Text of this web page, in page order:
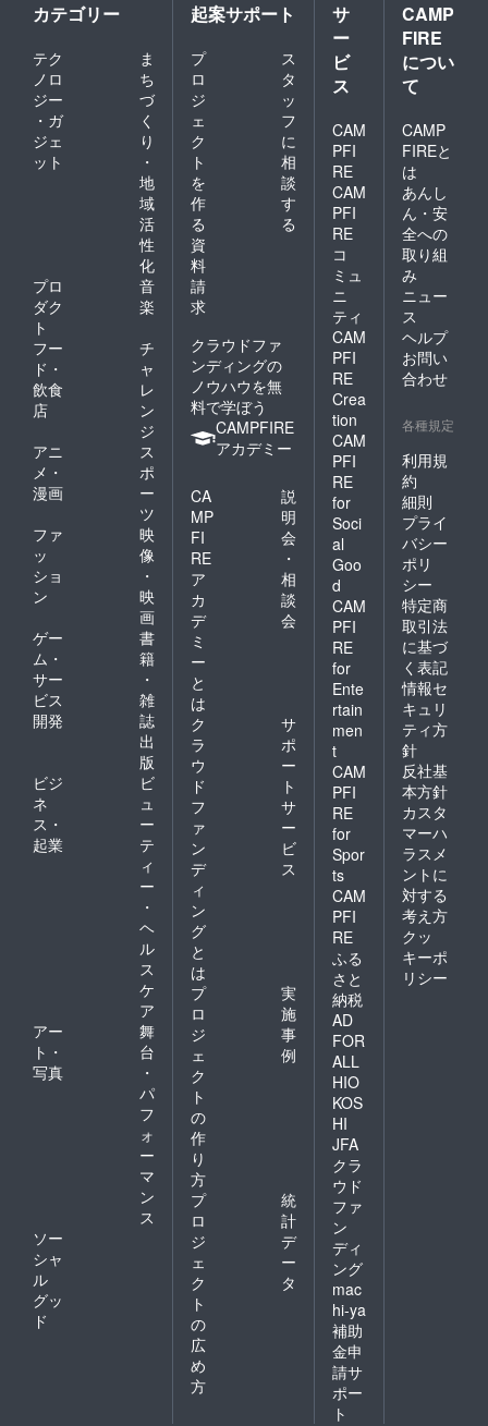
カテゴリー
テク
ノロ
ジー
・ガ
ジェ
ット
ま
ち
づ
く
り
・
地
域
活
性
化
プロ
ダク
ト
音
楽
フー
ド・
飲食
店
チ
ャ
レ
ン
ジ
アニ
メ・
漫画
ス
ポ
ー
ツ
ファ
ッ
ショ
ン
映
像
・
映
画
ゲー
ム・
サー
ビス
開発
書
籍
・
雑
誌
出
版
ビジ
ネ
ス・
起業
ビ
ュ
ー
テ
ィ
ー
・
ヘ
ル
ス
ケ
ア
アー
ト・
写真
舞
台
・
パ
フ
ォ
ー
マ
ン
ス
ソー
シャ
ル
グッ
ド
起案サポート
プ
ロ
ジ
ェ
ク
ト
を
作
る
ス
タ
ッ
フ
に
相
談
す
る
資
料
請
求
クラウドファ
ンディングの
ノウハウを無
料で学ぼう
CAMPFIRE
アカデミー
CA
MP
FI
RE
ア
カ
デ
ミ
ー
と
は
説
明
会
・
相
談
会
ク
ラ
ウ
ド
フ
ァ
ン
デ
ィ
ン
グ
と
は
サ
ポ
ー
ト
サ
ー
ビ
ス
プ
ロ
ジ
ェ
ク
ト
の
作
り
方
実
施
事
例
プ
ロ
ジ
ェ
ク
ト
の
広
め
方
統
計
デ
ー
タ
サ
ー
ビ
ス
CAM
PFI
RE
CAM
PFI
RE
コ
ミュ
ニ
ティ
CAM
PFI
RE
Crea
tion
CAM
PFI
RE
for
Soci
al
Goo
d
CAM
PFI
RE
for
Ente
rtain
men
t
CAM
PFI
RE
for
Spor
ts
CAM
PFI
RE
ふる
さと
納税
AD
FOR
ALL
HIO
KOS
HI
JFA
クラ
ウド
ファ
ン
ディ
ング
mac
hi-ya
補助
金申
請サ
ポー
ト
CAMP
FIRE
につい
て
CAMP
FIREと
は
あんし
ん・安
全への
取り組
み
ニュー
ス
ヘルプ
お問い
合わせ
各種規定
利用規
約
細則
プライ
バシー
ポリ
シー
特定商
取引法
に基づ
く表記
情報セ
キュリ
ティ方
針
反社基
本方針
カスタ
マーハ
ラスメ
ントに
対する
考え方
クッ
キーポ
リシー